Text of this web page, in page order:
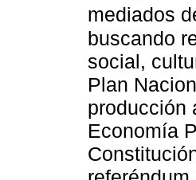
mediados
buscando
social,
Plan
producción
Economía